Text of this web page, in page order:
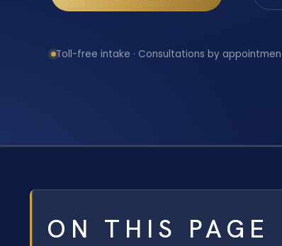
Toll-free intake · Consultations by
ON THIS PAGE